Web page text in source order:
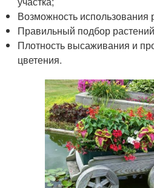
Возможность использования
Правильный подбор
Плотность высаживания и
цветения.